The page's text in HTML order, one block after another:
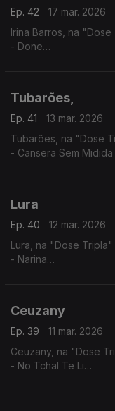
Ep. 42
17 mar. 2026
Irina Barros, na
- Done
Tubarões,
Ep. 41
13 mar. 2026
- Cansera Sem
Lura
Ep. 40
12 mar. 2026
Lura, na "Dose
- Narina
Ceuzany
Ep. 39
11 mar. 2026
Ceuzany, na "Dose
- No Tchal Te Li